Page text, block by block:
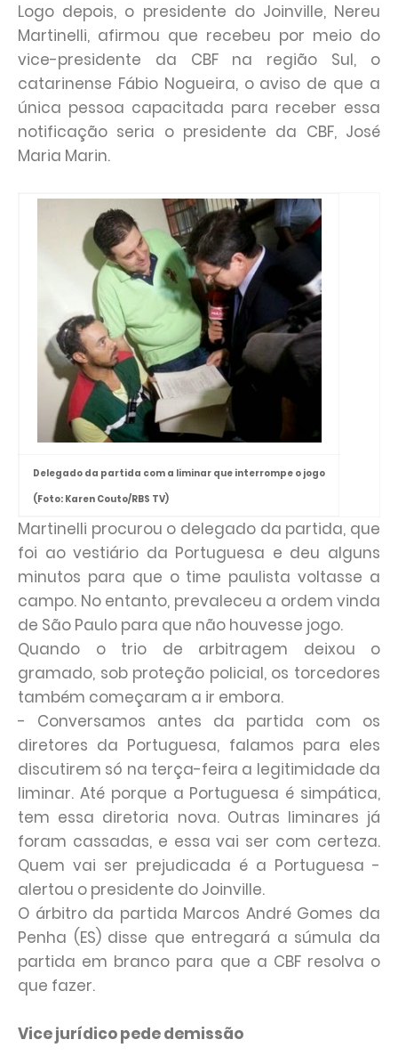
Logo depois, o presidente do Joinville, Nereu
Martinelli, afirmou que recebeu por meio do
vice-presidente da CBF na região Sul, o
catarinense Fábio Nogueira, o aviso de que a
única pessoa capacitada para receber essa
notificação seria o presidente da CBF, José
Maria Marin.
Delegado da partida com a liminar que interrompe o jogo
(Foto: Karen Couto/RBS TV)
Martinelli procurou o delegado da partida, que
foi ao vestiário da Portuguesa e deu alguns
minutos para que o time paulista voltasse a
campo. No entanto, prevaleceu a ordem vinda
de São Paulo para que não houvesse jogo.
Quando o trio de arbitragem deixou o
gramado, sob proteção policial, os torcedores
também começaram a ir embora.
- Conversamos antes da partida com os
diretores da Portuguesa, falamos para eles
discutirem só na terça-feira a legitimidade da
liminar. Até porque a Portuguesa é simpática,
tem essa diretoria nova. Outras liminares já
foram cassadas, e essa vai ser com certeza.
Quem vai ser prejudicada é a Portuguesa -
alertou o presidente do Joinville.
O árbitro da partida Marcos André Gomes da
Penha (ES) disse que entregará a súmula da
partida em branco para que a CBF resolva o
que fazer.
Vice jurídico pede demissão